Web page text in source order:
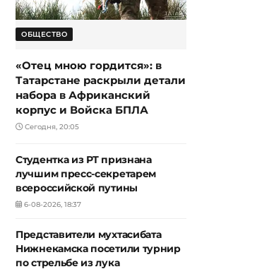
ОБЩЕСТВО
«Отец мною гордится»: в
Татарстане раскрыли детали
набора в Африканский
корпус и Войска БПЛА
Сегодня, 20:05
Студентка из РТ признана
лучшим пресс-секретарем
всероссийской путины
6-08-2026, 18:37
Представители мухтасибата
Нижнекамска посетили турнир
по стрельбе из лука